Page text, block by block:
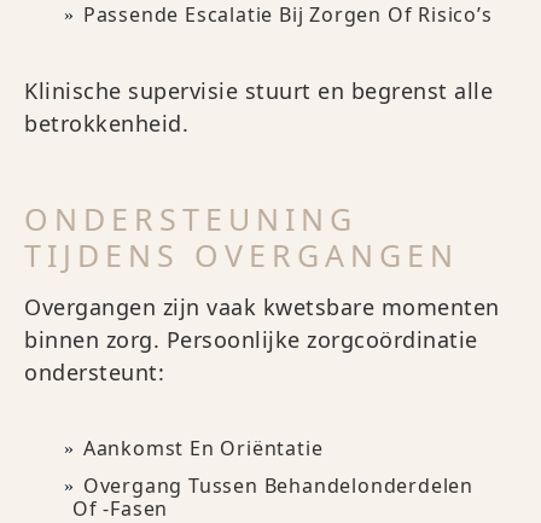
Passende Escalatie Bij Zorgen Of Risico’s
Klinische supervisie stuurt en begrenst alle
betrokkenheid.
ONDERSTEUNING
TIJDENS OVERGANGEN
Overgangen zijn vaak kwetsbare momenten
binnen zorg. Persoonlijke zorgcoördinatie
ondersteunt:
Aankomst En Oriëntatie
Overgang Tussen Behandelonderdelen
Of -fasen